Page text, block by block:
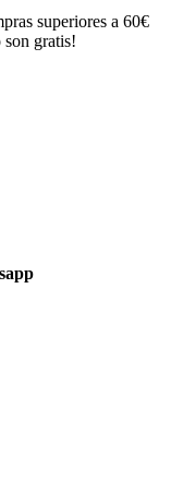
superiores a 60€
son gratis!